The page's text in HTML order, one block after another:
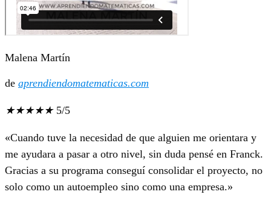
Malena Martín
de aprendiendomatematicas.com
★★★★★ 5/5
«Cuando tuve la necesidad de que alguien me orientara y
me ayudara a pasar a otro nivel, sin duda pensé en Franck.
Gracias a su programa conseguí consolidar el proyecto, no
solo como un autoempleo sino como una empresa.»